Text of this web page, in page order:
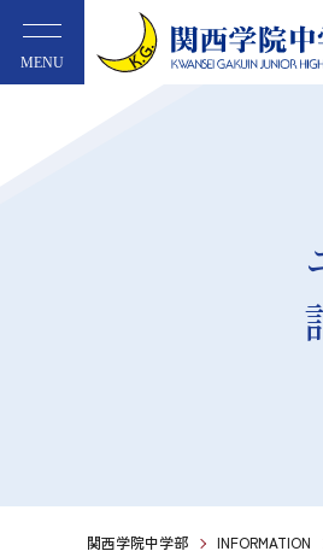
MENU
関西学院中学部 INFORMATION